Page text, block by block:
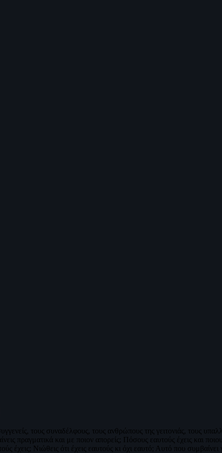
τους συναδέλφους, τους ανθρώπους της γειτονιάς, τους
πραγματικά και με ποιον απορείς; Πόσους εαυτούς έχεις και
έχεις; Νιώθεις ότι έχεις εαυτούς κι όχι εαυτό; Αυτό που